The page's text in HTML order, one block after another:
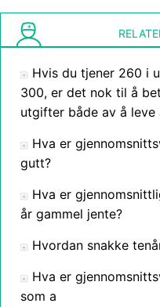
Hvis du tjener 260 i
300, er det nok til å
utgifter både av å leve
Hva er
gutt?
Hva er
år gammel jente?
Hvordan snakke
Hva er
som a